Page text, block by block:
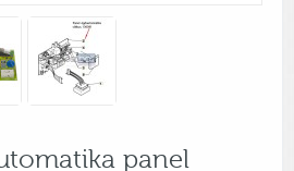
panel